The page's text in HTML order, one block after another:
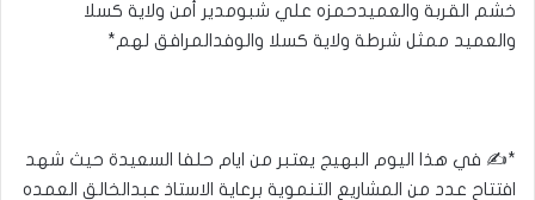
خشم القربة والعميدحمزه علي شبومدير أمن ولاية كسلا
والعميد ممثل شرطة ولاية كسلا والوفدالمرافق لهم*
*✍ في هذا اليوم البهيج يعتبر من ايام حلفا السعيدة حيث شهد
افتتاح عدد من المشاريع التنموية برعاية الاستاذ عبدالخالق العمده